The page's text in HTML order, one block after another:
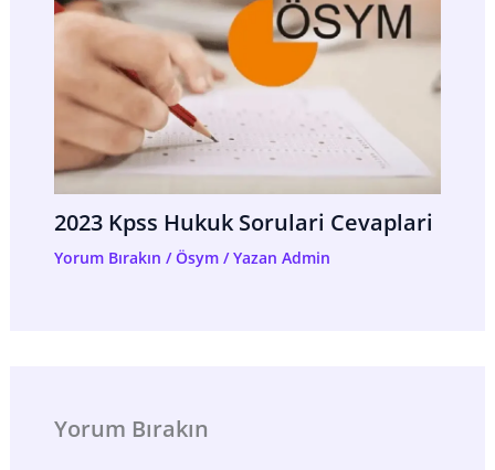
2023 Kpss Hukuk Sorulari Cevaplari
Yorum Bırakın /Ösym/ Yazan Admin
Yorum Bırakın